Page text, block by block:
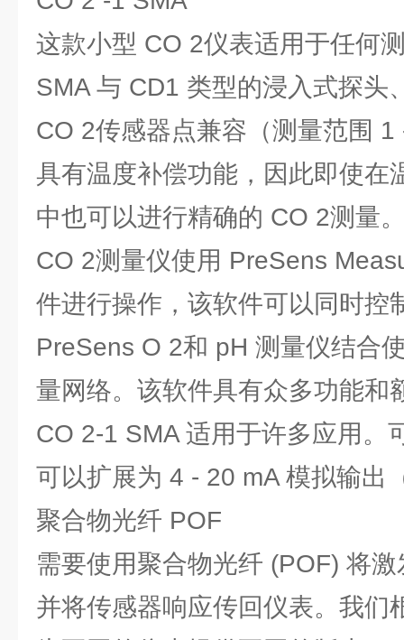
这款小型 CO 2仪表适用于任何
SMA 与 CD1 类型的浸入式探头
CO 2传感器点兼容（测量范围
具有温度补偿功能，因此即使在
中也可以进行精确的 CO 2测量
CO 2测量仪使用 PreSens
件进行操作，该软件可以同时控
PreSens O 2和 pH 测量仪结合
量网络。该软件具有众多功能和
CO 2-1 SMA 适用于许多应用。
可以扩展为 4 - 20 mA 模拟输出
聚合物光纤 POF
需要使用聚合物光纤 (POF) 将
并将传感器响应传回仪表。我们